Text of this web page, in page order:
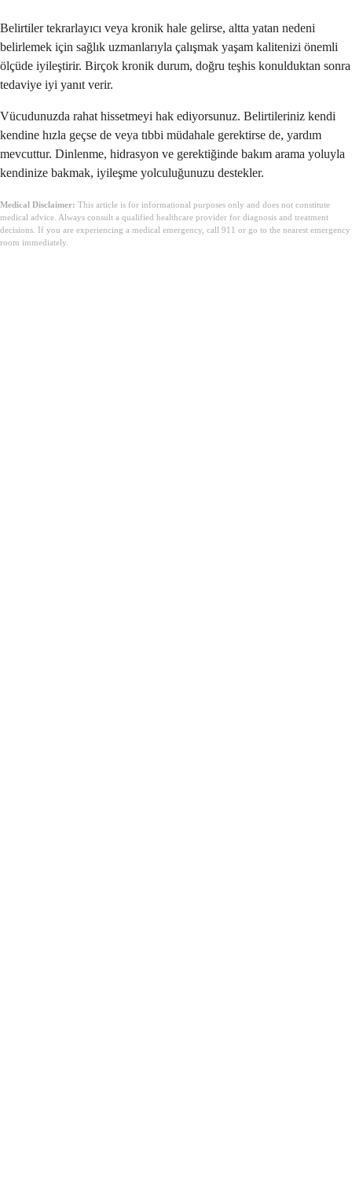
Belirtiler tekrarlayıcı veya kronik hale gelirse, altta yatan nedeni
belirlemek için sağlık uzmanlarıyla çalışmak yaşam kalitenizi önemli
ölçüde iyileştirir. Birçok kronik durum, doğru teşhis konulduktan sonra
tedaviye iyi yanıt verir.
Vücudunuzda rahat hissetmeyi hak ediyorsunuz. Belirtileriniz kendi
kendine hızla geçse de veya tıbbi müdahale gerektirse de, yardım
mevcuttur. Dinlenme, hidrasyon ve gerektiğinde bakım arama yoluyla
kendinize bakmak, iyileşme yolculuğunuzu destekler.
Medical Disclaimer: This article is for informational purposes only and does not constitute
medical advice. Always consult a qualified healthcare provider for diagnosis and treatment
decisions. If you are experiencing a medical emergency, call 911 or go to the nearest emergency
room immediately.